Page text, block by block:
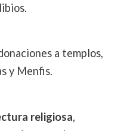
a templos,
y Menfis.
religiosa,